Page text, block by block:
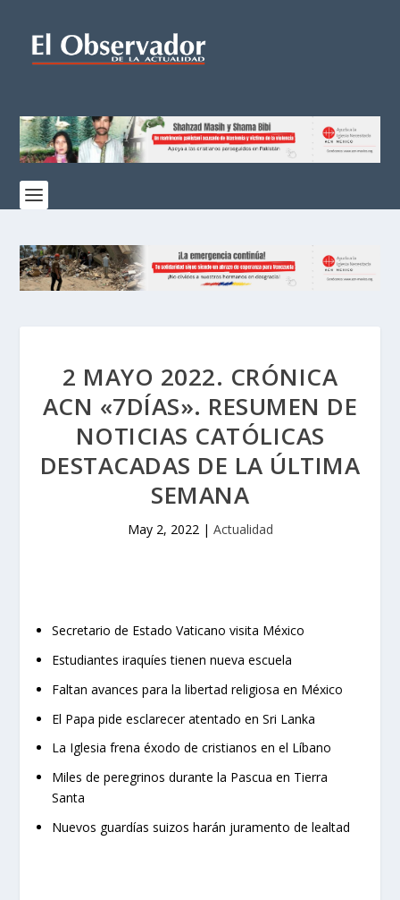
2 MAYO 2022. CRÓNICA
ACN «7DÍAS». RESUMEN DE
NOTICIAS CATÓLICAS
DESTACADAS DE LA ÚLTIMA
SEMANA
May 2, 2022| Actualidad
Secretario de Estado Vaticano visita México
Estudiantes iraquíes tienen nueva escuela
Faltan avances para la libertad religiosa en México
El Papa pide esclarecer atentado en Sri Lanka
La Iglesia frena éxodo de cristianos en el Líbano
Miles de peregrinos durante la Pascua en Tierra
Santa
Nuevos guardías suizos harán juramento de lealtad